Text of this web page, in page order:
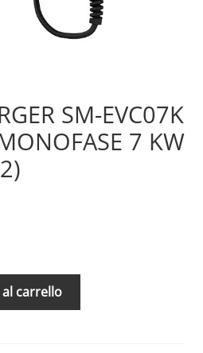
SM-EVC07K
7 KW
carrello